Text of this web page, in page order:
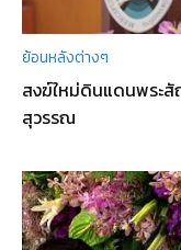
ย้อนหลังต่างๆ
สงฆ์ใหม่ดินแดนพระ
สุวรรณ